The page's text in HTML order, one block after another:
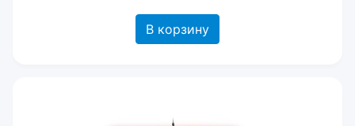
В корзину